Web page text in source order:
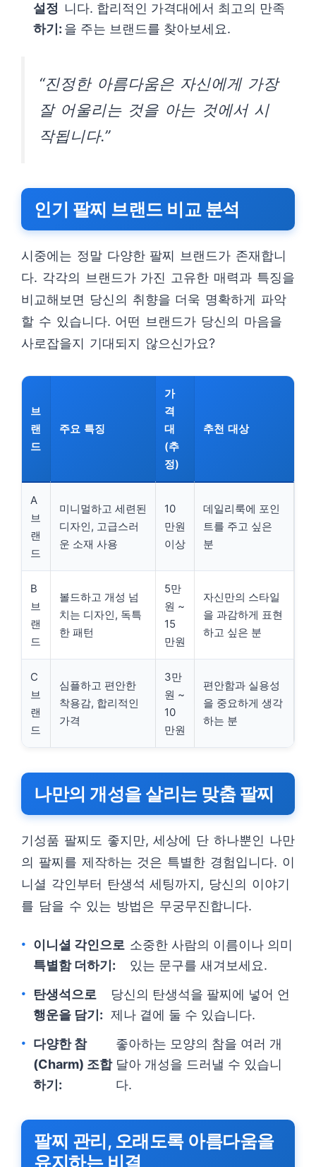
설정
하기:
니다. 합리적인 가격대에서 최고의 만족
을 주는 브랜드를 찾아보세요.
“진정한 아름다움은 자신에게 가장
잘 어울리는 것을 아는 것에서 시
작됩니다.”
인기 팔찌 브랜드 비교 분석
시중에는 정말 다양한 팔찌 브랜드가 존재합니
다. 각각의 브랜드가 가진 고유한 매력과 특징을
비교해보면 당신의 취향을 더욱 명확하게 파악
할 수 있습니다. 어떤 브랜드가 당신의 마음을
사로잡을지 기대되지 않으신가요?
브
랜
드
주요 특징
가
격
대
(추
정)
추천 대상
A
브
랜
드
미니멀하고 세련된
디자인, 고급스러
운 소재 사용
10
만원
이상
데일리룩에 포인
트를 주고 싶은
분
B
브
랜
드
볼드하고 개성 넘
치는 디자인, 독특
한 패턴
5만
원 ~
15
만원
자신만의 스타일
을 과감하게 표현
하고 싶은 분
C
브
랜
드
심플하고 편안한
착용감, 합리적인
가격
3만
원 ~
10
만원
편안함과 실용성
을 중요하게 생각
하는 분
나만의 개성을 살리는 맞춤 팔찌
기성품 팔찌도 좋지만, 세상에 단 하나뿐인 나만
의 팔찌를 제작하는 것은 특별한 경험입니다. 이
니셜 각인부터 탄생석 세팅까지, 당신의 이야기
를 담을 수 있는 방법은 무궁무진합니다.
이니셜 각인으로
특별함 더하기:
소중한 사람의 이름이나 의미
있는 문구를 새겨보세요.
탄생석으로
행운을 담기:
당신의 탄생석을 팔찌에 넣어 언
제나 곁에 둘 수 있습니다.
다양한 참
(Charm) 조합
하기:
좋아하는 모양의 참을 여러 개
달아 개성을 드러낼 수 있습니
다.
팔찌 관리, 오래도록 아름다움을
유지하는 비결